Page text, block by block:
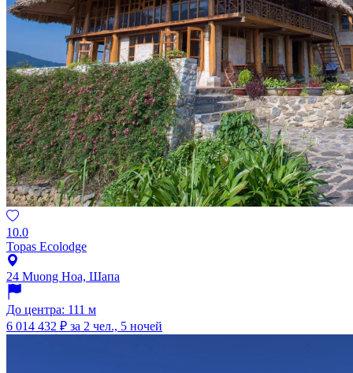
10.0
Topas Ecolodge
24 Muong Hoa, Шапа
До центра: 111 м
6 014 432 ₽ за 2 чел., 5 ночей